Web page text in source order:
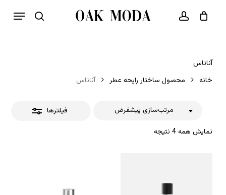
جستجو حساب کاربری
فهرست
سبد خرید بستن
آناناس
خانه
محصول ساختار رایحه عطر آناناس
فیلترها
نمایش همه 4 نتیجه
مرتب‌سازی پیشفرض
بستن